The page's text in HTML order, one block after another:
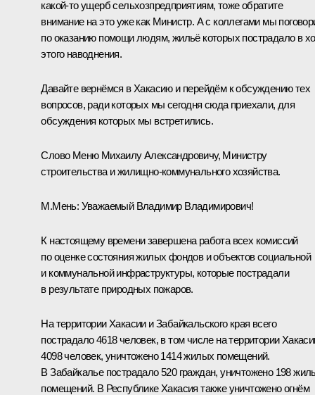
какой‑то ущерб сельхозпредприятиям, тоже обратите
внимание на это уже как Министр. А с коллегами мы
по оказанию помощи людям, жильё которых пострадало в
этого наводнения.
Давайте вернёмся в Хакасию и перейдём к обсуждению тех
вопросов, ради которых мы сегодня сюда приехали, для
обсуждения которых мы встретились.
Слово Меню Михаилу Александровичу, Министру
строительства и жилищно-коммунального хозяйства.
М.Мень: Уважаемый Владимир Владимирович!
К настоящему времени завершена работа всех комиссий
по оценке состояния жилых фондов и объектов социальной
и коммунальной инфраструктуры, которые пострадали
в результате природных пожаров.
На территории Хакасии и Забайкальского края всего
пострадало 4618 человек, в том числе на территории
4098 человек, уничтожено 1414 жилых помещений.
В Забайкалье пострадало 520 граждан, уничтожено 198
помещений. В Республике Хакасия также уничтожено огнём